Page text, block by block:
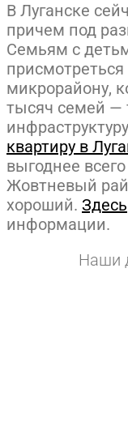
В Луганске
причем под
Семьям с
микрорайону,
тысяч семей
квартиру в
выгоднее
Жовтневый
хороший. Здесь
информации.
Наши